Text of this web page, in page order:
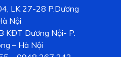
LK 27-28 P.Dương
Nội
KĐT Dương Nội- P.
– Hà Nội